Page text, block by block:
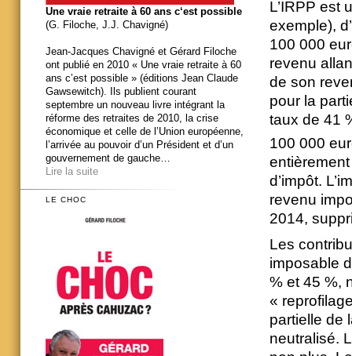
L’IRPP est
exemple),
100 000
revenu
de son
pour la
taux de 41
100 000
d’impôt.
revenu
2014,
Les
imposable
% et 45 %,
«
partielle de
neutralisé.
Une vraie retraite à 60 ans c‘est possible
(G. Filoche, J.J. Chavigné)
Jean-Jacques Chavigné et Gérard Filoche
ont publié en 2010 « Une vraie retraite à 60
ans c’est possible » (éditions Jean Claude
Gawsewitch). Ils publient courant
septembre un nouveau livre intégrant la
réforme des retraites de 2010, la crise
économique et celle de l’Union européenne,
l’arrivée au pouvoir d’un Président et d’un
gouvernement de gauche…
Lire la suite
LE CHOC